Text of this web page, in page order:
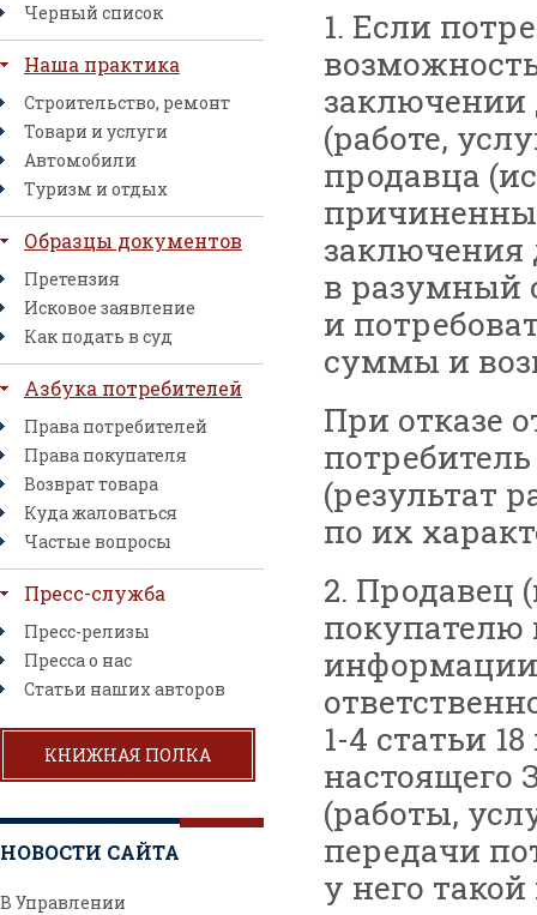
Черный список
Наша практика
Строительство, ремонт
Товари и услуги
Автомобили
Туризм и отдых
Образцы документов
Претензия
Исковое заявление
Как подать в суд
Азбука потребителей
Права потребителей
Права покупателя
Возврат товара
Куда жаловаться
Частые вопросы
Пресс-служба
Пресс-релизы
Пресса о нас
Статьи наших авторов
КНИЖНАЯ ПОЛКА
НОВОСТИ САЙТА
В Управлении
1. Если
заключении
(работе,
продавца
заключения
в разумный
и
суммы и
При отказе
(результат
по их
2. Продавец
покупателю
информации
1-4 статьи
настоящего
(работы,
передачи
у него